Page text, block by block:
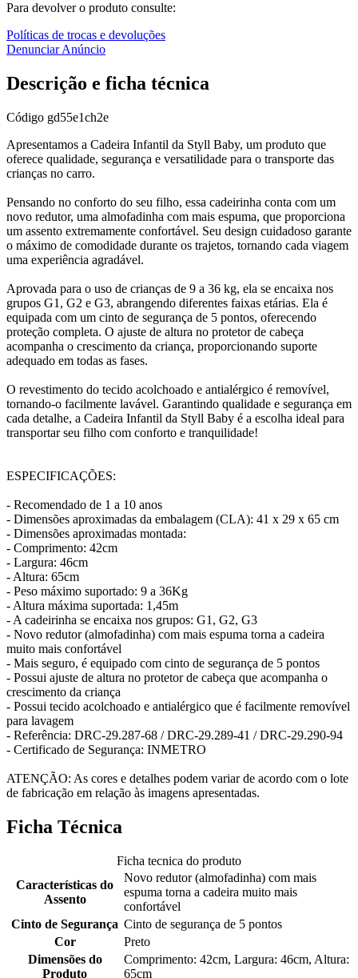
Para devolver o produto consulte:
Políticas de trocas e devoluções
Denunciar Anúncio
Descrição e ficha técnica
Código gd55e1ch2e
Apresentamos a Cadeira Infantil da Styll Baby, um produto que
oferece qualidade, segurança e versatilidade para o transporte das
crianças no carro.
Pensando no conforto do seu filho, essa cadeirinha conta com um
novo redutor, uma almofadinha com mais espuma, que proporciona
um assento extremamente confortável. Seu design cuidadoso garante
o máximo de comodidade durante os trajetos, tornando cada viagem
uma experiência agradável.
Aprovada para o uso de crianças de 9 a 36 kg, ela se encaixa nos
grupos G1, G2 e G3, abrangendo diferentes faixas etárias. Ela é
equipada com um cinto de segurança de 5 pontos, oferecendo
proteção completa. O ajuste de altura no protetor de cabeça
acompanha o crescimento da criança, proporcionando suporte
adequado em todas as fases.
O revestimento do tecido acolchoado e antialérgico é removível,
tornando-o facilmente lavável. Garantindo qualidade e segurança em
cada detalhe, a Cadeira Infantil da Styll Baby é a escolha ideal para
transportar seu filho com conforto e tranquilidade!
ESPECIFICAÇÕES:
- Recomendado de 1 a 10 anos
- Dimensões aproximadas da embalagem (CLA): 41 x 29 x 65 cm
- Dimensões aproximadas montada:
- Comprimento: 42cm
- Largura: 46cm
- Altura: 65cm
- Peso máximo suportado: 9 a 36Kg
- Altura máxima suportada: 1,45m
- A cadeirinha se encaixa nos grupos: G1, G2, G3
- Novo redutor (almofadinha) com mais espuma torna a cadeira
muito mais confortável
- Mais seguro, é equipado com cinto de segurança de 5 pontos
- Possui ajuste de altura no protetor de cabeça que acompanha o
crescimento da criança
- Possui tecido acolchoado e antialérgico que é facilmente removível
para lavagem
- Referência: DRC-29.287-68 / DRC-29.289-41 / DRC-29.290-94
- Certificado de Segurança: INMETRO
ATENÇÃO: As cores e detalhes podem variar de acordo com o lote
de fabricação em relação às imagens apresentadas.
Ficha Técnica
Ficha tecnica do produto
Características do
Assento
Novo redutor (almofadinha) com mais
espuma torna a cadeira muito mais
confortável
Cinto de Segurança Cinto de segurança de 5 pontos
Cor
Preto
Dimensões do
Produto
Comprimento: 42cm, Largura: 46cm, Altura:
65cm